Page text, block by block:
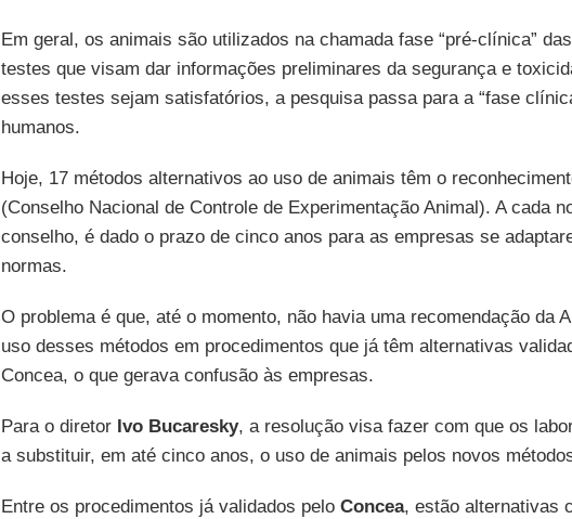
Em geral, os animais são utilizados na chamada fase “pré-clínica”
testes que visam dar informações preliminares da segurança e
esses testes sejam satisfatórios, a pesquisa passa para a “fase
humanos.
Hoje, 17 métodos alternativos ao uso de animais têm o
(Conselho Nacional de Controle de Experimentação Animal). A cada
conselho, é dado o prazo de cinco anos para as empresas se
normas.
O problema é que, até o momento, não havia uma recomendação da
uso desses métodos em procedimentos que já têm alternativas
Concea, o que gerava confusão às empresas.
Para o diretor Ivo Bucaresky, a resolução visa fazer com que os
a substituir, em até cinco anos, o uso de animais pelos novos
Entre os procedimentos já validados pelo Concea, estão alternativas